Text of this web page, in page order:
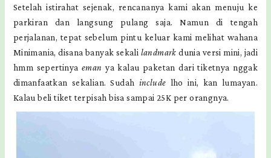
Setelah istirahat sejenak, rencananya kami akan menuju ke
parkiran dan langsung pulang saja. Namun di tengah
perjalanan, tepat sebelum pintu keluar kami melihat wahana
Minimania, disana banyak sekali landmark dunia versi mini, jadi
hmm sepertinyaeman ya kalau paketan dari tiketnya nggak
dimanfaatkan sekalian. Sudah include lho ini, kan lumayan.
Kalau beli tiket terpisah bisa sampai 25K per orangnya.